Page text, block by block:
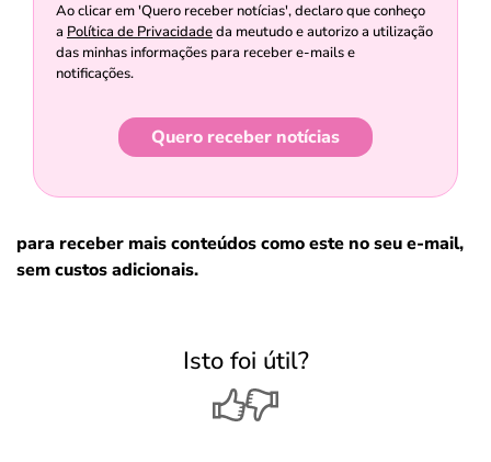
Ao clicar em 'Quero receber notícias', declaro que conheço
a Política de Privacidadeda meutudo e autorizo a utilização
das minhas informações para receber e-mails e
notificações.
Quero receber notícias
para receber mais conteúdos como este no seu e-mail,
sem custos adicionais.
Isto foi útil?